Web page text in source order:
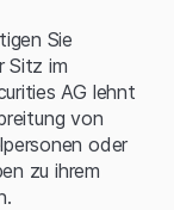
Sie
Sitz im
AG lehnt
von
oder
zu ihrem